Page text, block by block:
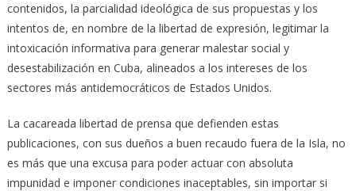
contenidos, la parcialidad ideológica de sus propuestas y los
intentos de, en nombre de la libertad de expresión, legitimar la
intoxicación informativa para generar malestar social y
desestabilización en Cuba, alineados a los intereses de los
sectores más antidemocráticos de Estados Unidos.
La cacareada libertad de prensa que defienden estas
publicaciones, con sus dueños a buen recaudo fuera de la Isla, no
es más que una excusa para poder actuar con absoluta
impunidad e imponer condiciones inaceptables, sin importar si